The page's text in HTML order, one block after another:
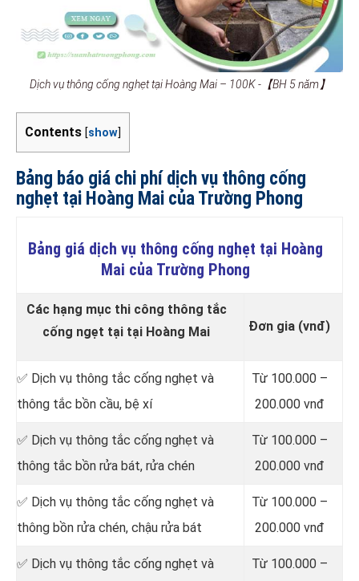
Dịch vụ thông cống nghẹt tại Hoàng Mai – 100K -【BH 5 năm】
Contents [show]
Bảng báo giá chi phí dịch vụ thông cống
nghẹt tại Hoàng Mai của Trường Phong
Bảng giá dịch vụ thông cống nghẹt tại Hoàng
Mai của Trường Phong
Các hạng mục thi công thông tắc
cống ngẹt tại tại Hoàng Mai
Đơn gia (vnđ)
✅ Dịch vụ thông tắc cống nghẹt và
thông tắc bồn cầu, bệ xí
Từ 100.000 –
200.000 vnđ
✅ Dịch vụ thông tắc cống nghẹt và
thông tắc bồn rửa bát, rửa chén
Từ 100.000 –
200.000 vnđ
✅ Dịch vụ thông tắc cống nghẹt và
thông bồn rửa chén, chậu rửa bát
Từ 100.000 –
200.000 vnđ
✅ Dịch vụ thông tắc cống nghẹt và
Từ 100.000 –